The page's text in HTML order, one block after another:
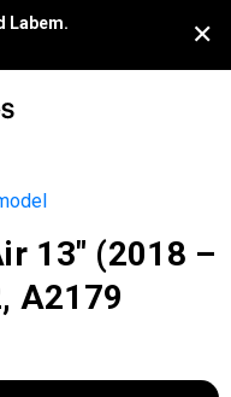
Labem.
✕
13″ (2018 –
A2179